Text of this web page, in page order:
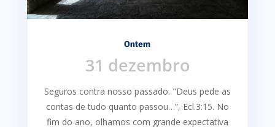
Ontem
31 dezembro
Seguros contra nosso passado. "Deus pede as
contas de tudo quanto passou…”, Ecl.3:15. No
fim do ano, olhamos com grande expectativa